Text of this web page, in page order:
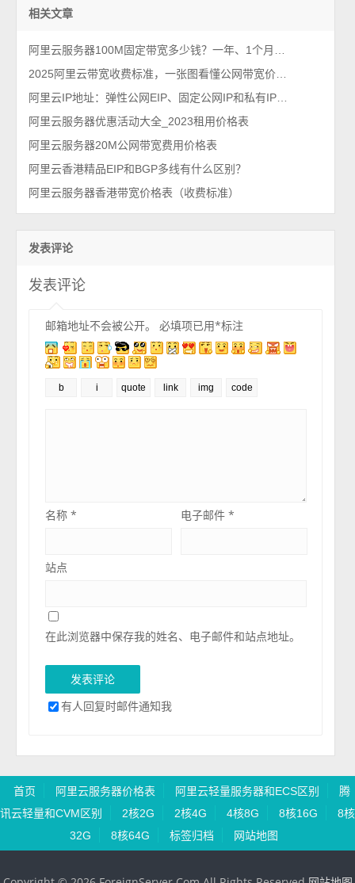
相关文章
阿里云服务器优惠活动大全_2023租用价格表
阿里云服务器20M公网带宽费用价格表
阿里云香港精品EIP和BGP多线有什么区别？
阿里云服务器香港带宽价格表（收费标准）
发表评论
发表评论
邮箱地址不会被公开。 必填项已用*标注
名称* 电子邮件*
站点
在此浏览器中保存我的姓名、电子邮件和站点地址。
有人回复时邮件通知我
首页 阿里云服务器价格表 阿里云轻量服务器和ECS区别
腾
讯云轻量和CVM区别
2核2G 2核4G 4核8G 8核16G
8核
32G
8核64G 标签归档 网站地图